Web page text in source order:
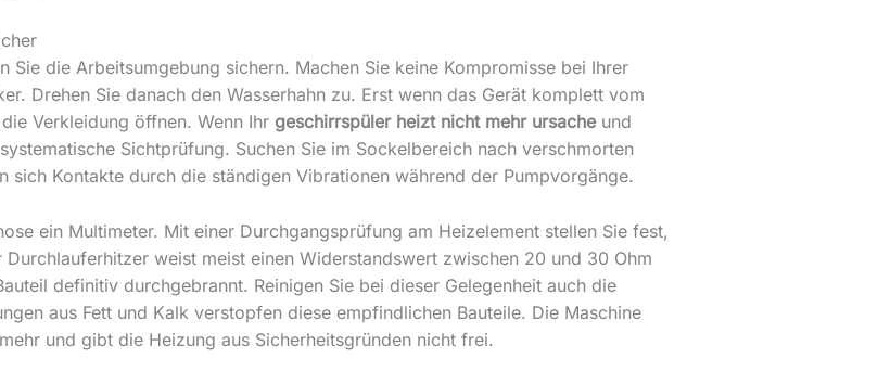
Sie die Arbeitsumgebung sichern. Machen Sie keine Kompromisse bei Ihrer
Drehen Sie danach den Wasserhahn zu. Erst wenn das Gerät komplett vom
Verkleidung öffnen. Wenn Ihr geschirrspüler heizt nicht mehr ursacheund
Sichtprüfung. Suchen Sie im Sockelbereich nach verschmorten
sich Kontakte durch die ständigen Vibrationen während der Pumpvorgänge.
ein Multimeter. Mit einer Durchgangsprüfung am Heizelement stellen Sie fest,
weist meist einen Widerstandswert zwischen 20 und 30 Ohm
definitiv durchgebrannt. Reinigen Sie bei dieser Gelegenheit auch die
aus Fett und Kalk verstopfen diese empfindlichen Bauteile. Die Maschine
und gibt die Heizung aus Sicherheitsgründen nicht frei.